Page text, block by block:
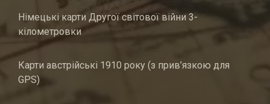
Німецькі карти Другої світової війни 3-
кілометровки
Карти австрійські 1910 року (з прив’язкою для
GPS)